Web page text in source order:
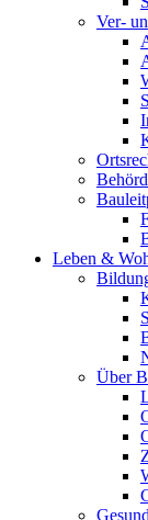
Ver-
Leben &
Über